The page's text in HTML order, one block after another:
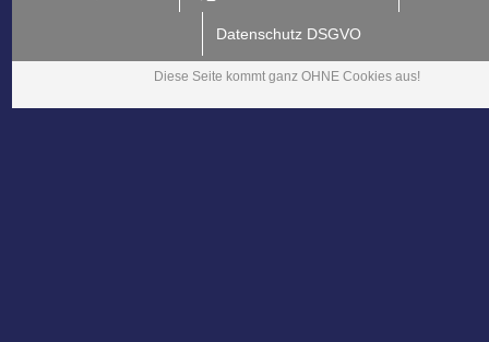
Datenschutz DSGVO
Diese Seite kommt ganz OHNE Cookies aus!